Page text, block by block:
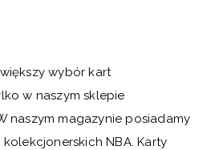
wybór kart
w naszym sklepie
naszym magazynie posiadamy
NBA. Karty